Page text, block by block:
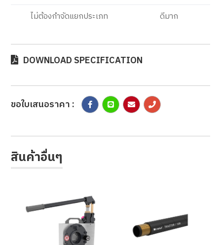
ไม่ต้องกำจัดแยกประเภท
ดีมาก
DOWNLOAD SPECIFICATION
ขอใบเสนอราคา :
สินค้าอื่นๆ